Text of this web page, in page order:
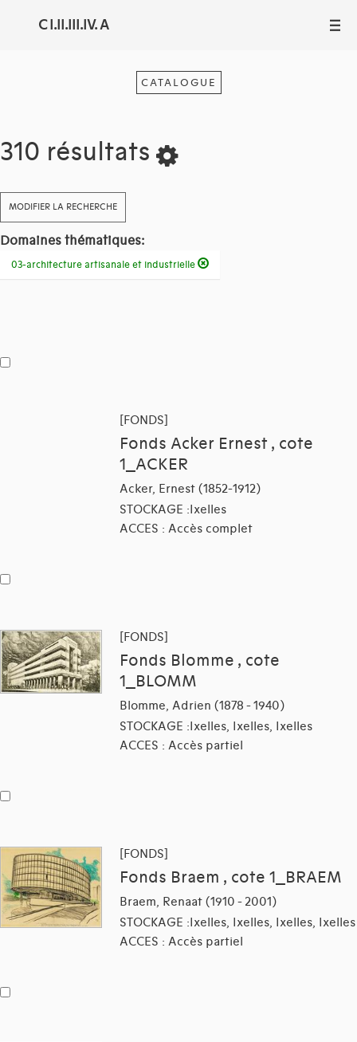
C I.II.III.IV. A III
CATALOGUE
310 résultats
MODIFIER LA RECHERCHE
Domaines thématiques:
03-architecture artisanale et industrielle
[FONDS]
Fonds Acker Ernest , cote
1_ACKER
Acker, Ernest (1852-1912)
STOCKAGE :Ixelles
ACCES : Accès complet
[FONDS]
Fonds Blomme , cote
1_BLOMM
Blomme, Adrien (1878 - 1940)
STOCKAGE :Ixelles, Ixelles, Ixelles
ACCES : Accès partiel
[FONDS]
Fonds Braem , cote 1_BRAEM
Braem, Renaat (1910 - 2001)
STOCKAGE :Ixelles, Ixelles, Ixelles, Ixelles
ACCES : Accès partiel